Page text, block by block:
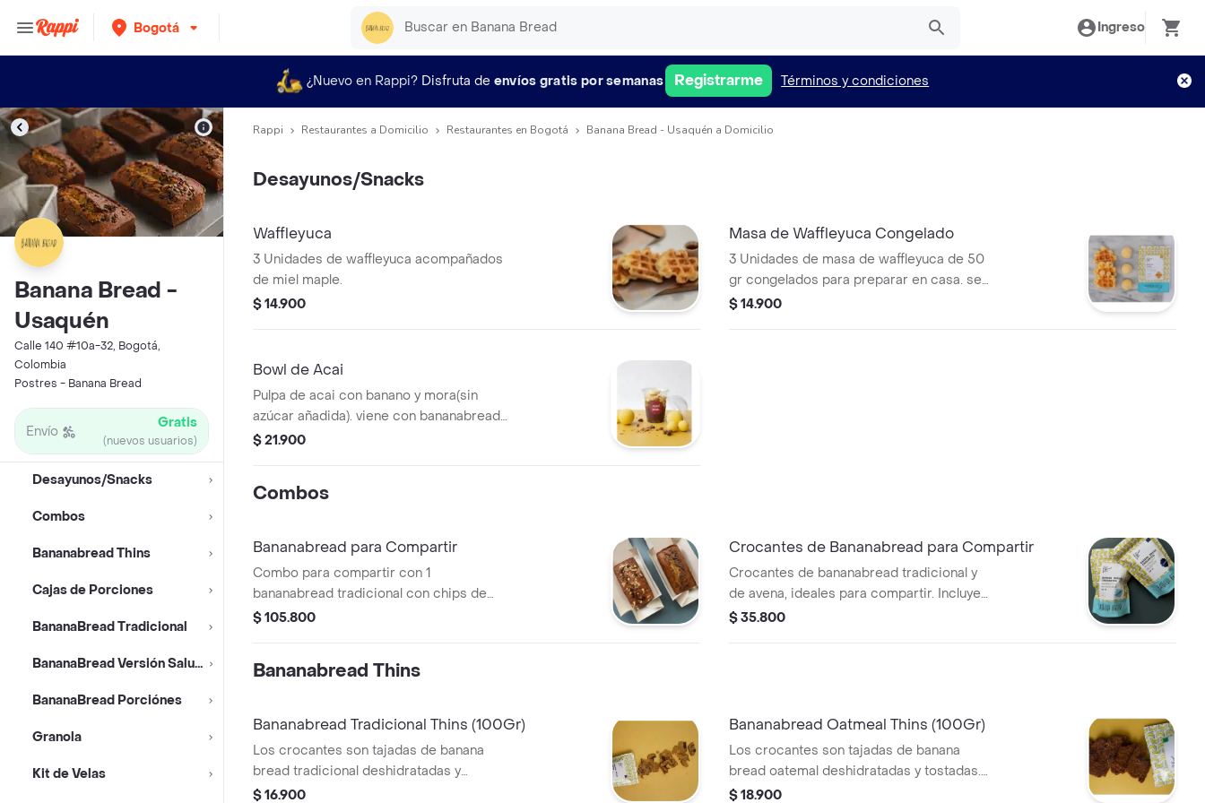
Bogotá Ingreso
¿Nuevo en Rappi? Disfruta de envíos gratis por semanas Registrarme Términos y condiciones
Banana Bread -
Usaquén
Calle 140 #10a-32, Bogotá,
Colombia
Postres - Banana Bread
Envío Gratis
(nuevos usuarios)
Desayunos/Snacks
Combos
Bananabread Thins
Cajas de Porciones
BananaBread Tradicional
BananaBread Versión Saludable
BananaBread Porciónes
Granola
Kit de Velas
Rappi Restaurantes a Domicilio Restaurantes en Bogotá Banana Bread - Usaquén a Domicilio
Desayunos/Snacks
Waffleyuca
3 Unidades de waffleyuca acompañados
de miel maple.
$ 14.900
Masa de Waffleyuca Congelado
3 Unidades de masa de waffleyuca de 50
gr congelados para preparar en casa. se
pueden preparar en waflera o en horno. .
$ 14.900
Bowl de Acai
Pulpa de acai con banano y mora(sin
azúcar añadida). viene con bananabread
flakes y banano en rodajas.
$ 21.900
Combos
Bananabread para Compartir
Combo para compartir con 1
bananabread tradicional con chips de
chocolate y 1 oatmeal bananabread con
$ 105.800
Crocantes de Bananabread para Compartir
Crocantes de bananabread tradicional y
de avena, ideales para compartir. Incluye
1 unidad de cada tipo.
$ 35.800
Bananabread Thins
Bananabread Tradicional Thins (100Gr)
Los crocantes son tajadas de banana
bread tradicional deshidratadas y
tostadas. son ideales para acompañar un
$ 16.900
Bananabread Oatmeal Thins (100Gr)
Los crocantes son tajadas de banana
bread oatemal deshidratadas y tostadas.
los crocantes de avena no llevan harina
$ 18.900